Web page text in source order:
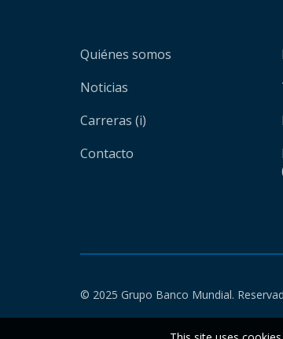
Quiénes somos
Noticias
Carreras (i)
Contacto
© 2025 Grupo Banco Mundial.